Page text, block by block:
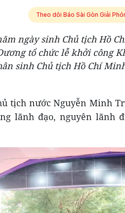
Theo dõi Báo Sài Gòn Giải
ngày sinh Chủ tịch Hồ
tổ chức lễ khởi công
sinh Chủ tịch Hồ Chí
tịch nước Nguyễn Minh
lãnh đạo, nguyên lãnh